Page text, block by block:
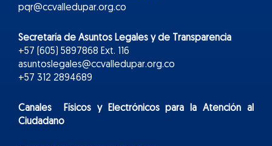
pqr@ccvalledupar.org.co
Secretaría de Asuntos Legales y de Transparencia
+57 (605) 5897868 Ext. 116
asuntoslegales@ccvalledupar.org.co
+57 312 2894689
Canales Físicos yElectrónicospara la Atención al
Ciudadano